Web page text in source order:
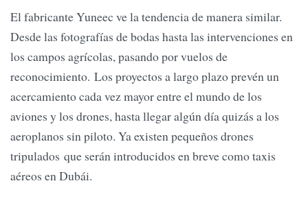
El fabricante Yuneec ve la tendencia de manera similar.
Desde las fotografías de bodas hasta las intervenciones en
los campos agrícolas, pasando por vuelos de
reconocimiento. Los proyectos a largo plazo prevén un
acercamiento cada vez mayor entre el mundo de los
aviones y los drones, hasta llegar algún día quizás a los
aeroplanos sin piloto. Ya existen pequeños drones
tripulados que serán introducidos en breve como taxis
aéreos en Dubái.